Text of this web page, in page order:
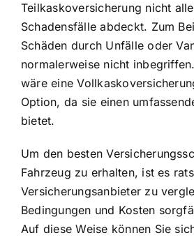
Teilkaskoversicherung nicht
Schadensfälle abdeckt. Zum
Schäden durch Unfälle oder
normalerweise nicht
wäre eine
Option, da sie einen
bietet.
Um den besten
Fahrzeug zu erhalten, ist es
Versicherungsanbieter zu
Bedingungen und Kosten
Auf diese Weise können Sie